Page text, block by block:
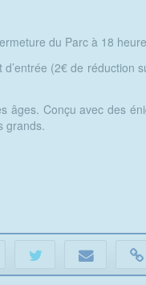
du Parc à 18
(2€ de réduction
âges. Conçu avec des
grands.